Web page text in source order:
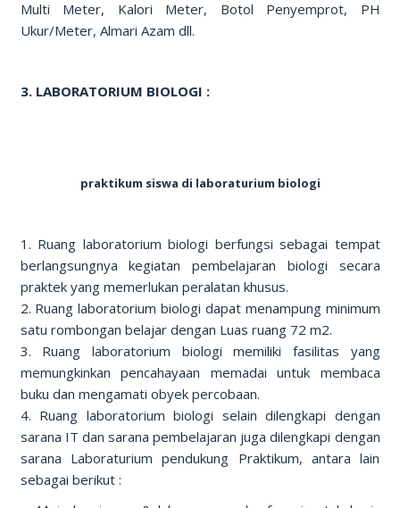
Multi Meter, Kalori Meter, Botol Penyemprot, PH
Ukur/Meter, Almari Azam dll.
3. LABORATORIUM BIOLOGI :
praktikum siswa di laboraturium biologi
1. Ruang laboratorium biologi berfungsi sebagai tempat
berlangsungnya kegiatan pembelajaran biologi secara
praktek yang memerlukan peralatan khusus.
2. Ruang laboratorium biologi dapat menampung minimum
satu rombongan belajar dengan Luas ruang 72 m2.
3. Ruang laboratorium biologi memiliki fasilitas yang
memungkinkan pencahayaan memadai untuk membaca
buku dan mengamati obyek percobaan.
4. Ruang laboratorium biologi selain dilengkapi dengan
sarana IT dan sarana pembelajaran juga dilengkapi dengan
sarana Laboraturium pendukung Praktikum, antara lain
sebagai berikut :